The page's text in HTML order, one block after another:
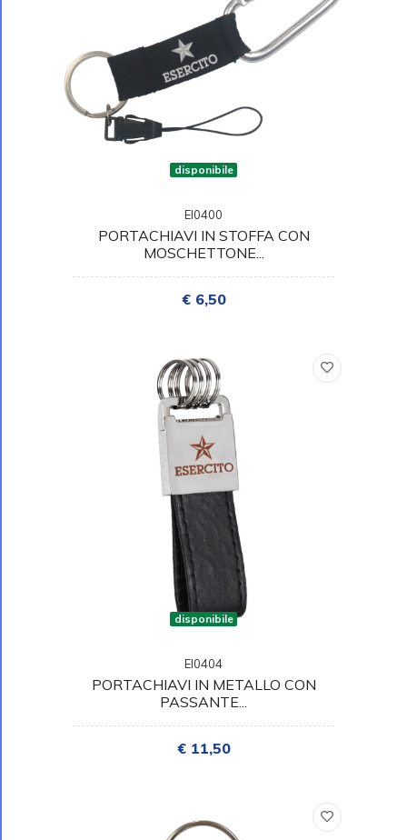
disponibile
EI0400
PORTACHIAVI IN STOFFA CON
MOSCHETTONE...
€ 6,50
disponibile
EI0404
PORTACHIAVI IN METALLO CON
PASSANTE...
€ 11,50